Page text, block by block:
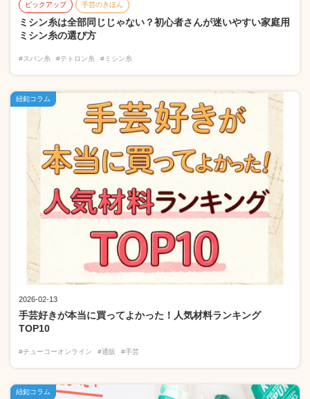
ピックアップ 手芸のきほん
ミシン糸は全部同じじゃない？初心者さんが迷いやすい家庭用
ミシン糸の選び方
#スパン糸 #テトロン糸 #ミシン糸
2026-02-13
手芸好きが本当に買ってよかった！人気材料ランキング
TOP10
#チューコーオンライン #通販 #手芸
紐釦コラム
紐釦コラム